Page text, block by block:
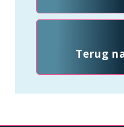
Terug